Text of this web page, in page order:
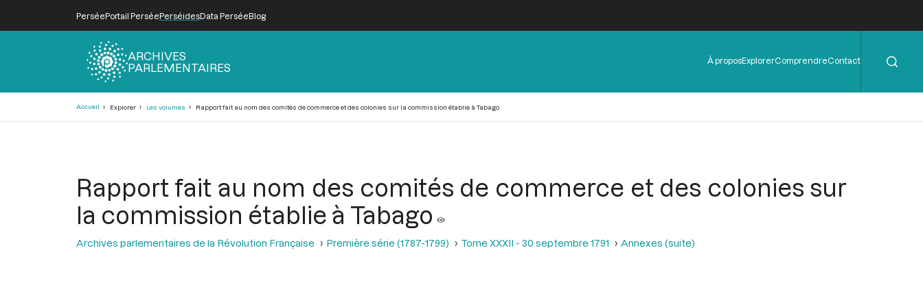
PerséePortail PerséePerséidesData PerséeBlog
ARCHIVES
PARLEMENTAIRES
Menu
de
À proposExplorerComprendreContact
Accueil Explorer Les volumes Rapport fait au nom des comités de commerce et des colonies sur la commission établie à Tabago
Rapport fait au nom des comités de commerce et des colonies sur
la commission établie à Tabago
Archives parlementaires de la Révolution Française Première série (1787-1799) Tome XXXII - 30 septembre 1791 Annexes (suite)